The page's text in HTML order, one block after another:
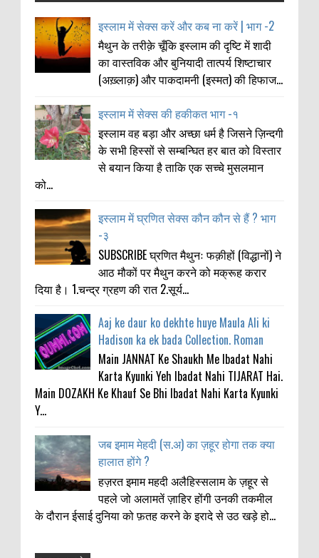
इस्लाम में सेक्स करें और कब ना करें | भाग -2
मैथुन के तरीक़े चूँकि इस्लाम की दृष्टि में शादी
का वास्तविक और बुनियादी तात्पर्य शिष्टाचार
(अख़्लाक़) और पाकदामनी (इस्मत) की हिफाज...
इस्लाम में सेक्स की हकीकत भाग -१
इस्लाम वह बड़ा और अच्छा धर्म है जिसने ज़िन्दगी
के सभी हिस्सों से सम्बन्घित हर बात को विस्तार
से बयान किया है ताकि एक सच्चे मुसलमान
को...
इस्लाम में घ्रणित सेक्स कौन कौन से हैं ? भाग
-३
SUBSCRIBE घ्रणित मैथुनः फक़ीहों (विद्धानों) ने
आठ मौकों पर मैथुन करने को मक्रूह करार
दिया है। 1.चन्द्र ग्रहण की रात 2.सूर्य...
Aaj ke daur ko dekhte huye Maula Ali ki
Hadison ka ek bada Collection. Roman
Main JANNAT Ke Shaukh Me Ibadat Nahi
Karta Kyunki Yeh Ibadat Nahi TIJARAT Hai.
Main DOZAKH Ke Khauf Se Bhi Ibadat Nahi Karta Kyunki
Y...
जब इमाम मेहदी (स.अ) का ज़हूर होगा तक क्या
हालात होंगे ?
हज़रत इमाम महदी अलैहिस्सलाम के ज़हूर से
पहले जो अलामतें ज़ाहिर होंगी उनकी तकमील
के दौरान ईसाई दुनिया को फ़तह करने के इरादे से उठ खड़े हो...